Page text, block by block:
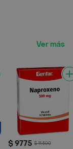
Ver más
$ 9775 $ 11.500